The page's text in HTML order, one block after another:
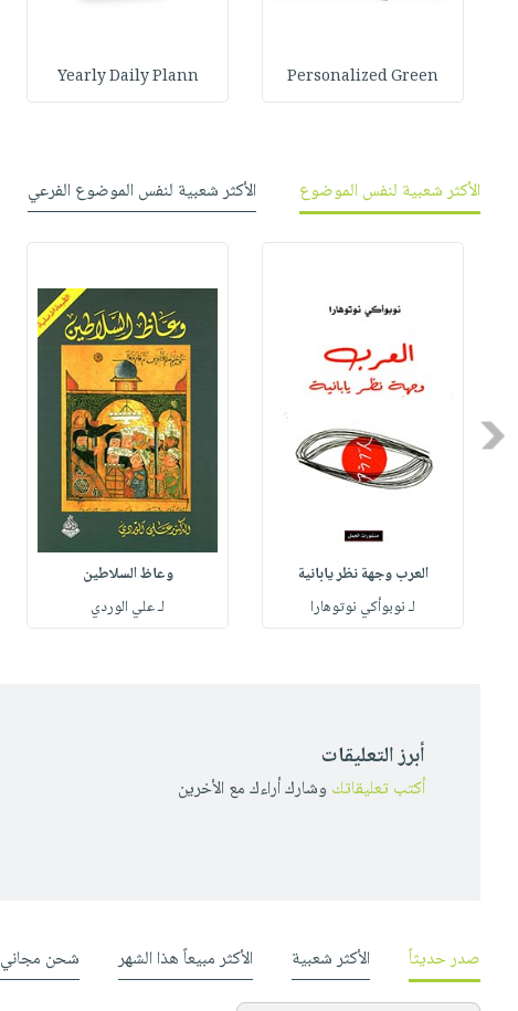
Personalized Green
Yearly Daily Plann
الأكثر شعبية لنفس الموضوع الأكثر شعبية لنفس الموضوع الفرعي
Previous
العرب وجهة نظر يابانية
لـ نوبوأكي نوتوهارا
وعاظ السلاطين
لـ علي الوردي
أبرز التعليقات
أكتب تعليقاتك وشارك أراءك مع الأخرين
صدر حديثاً الأكثر شعبية الأكثر مبيعاً هذا الشهر شحن مجاني